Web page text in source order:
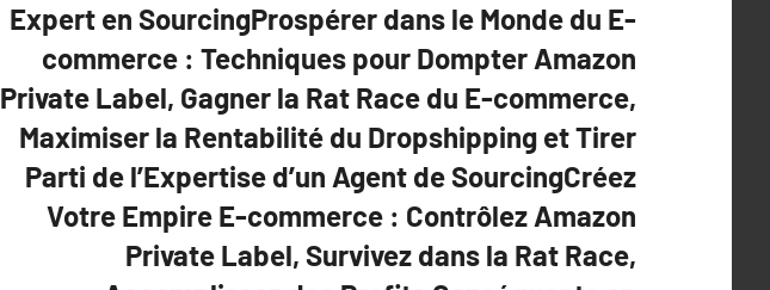
Expert en SourcingProspérer dans le Monde du E-
commerce : Techniques pour Dompter Amazon
Private Label, Gagner la Rat Race du E-commerce,
Maximiser la Rentabilité du Dropshipping et Tirer
Parti de l’Expertise d’un Agent de SourcingCréez
Votre Empire E-commerce : Contrôlez Amazon
Private Label, Survivez dans la Rat Race,